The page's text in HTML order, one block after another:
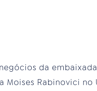
da
Moises Rabinovici no